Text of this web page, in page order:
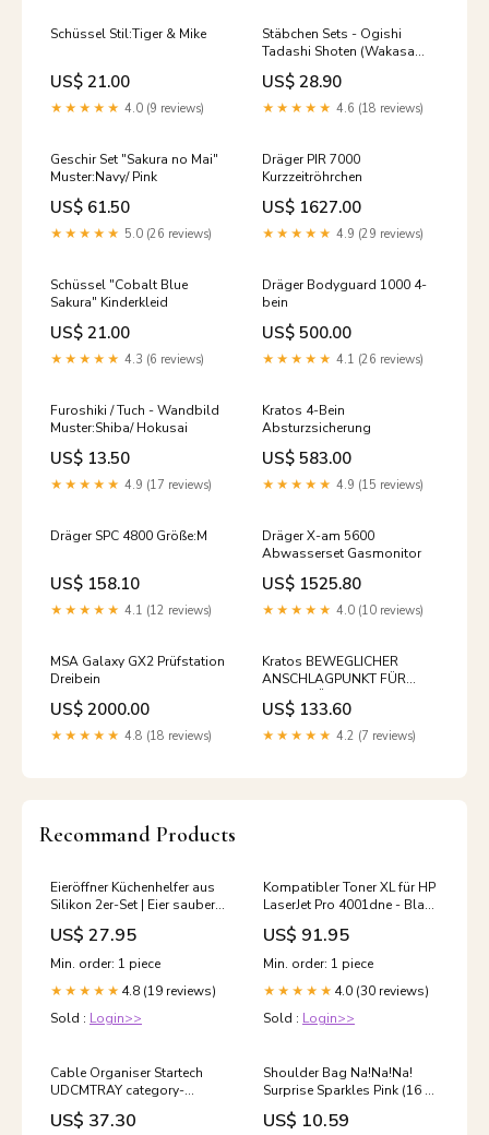
Schüssel Stil:Tiger & Mike
US$ 21.00
★★★★★ 4.0 (9 reviews)
Stäbchen Sets - Ogishi
Tadashi Shoten (Wakasa
Lackiertechnik) temari
US$ 28.90
★★★★★ 4.6 (18 reviews)
Geschir Set "Sakura no Mai"
Muster:Navy/ Pink
US$ 61.50
★★★★★ 5.0 (26 reviews)
Dräger PIR 7000
Kurzzeitröhrchen
US$ 1627.00
★★★★★ 4.9 (29 reviews)
Schüssel "Cobalt Blue
Sakura" Kinderkleid
US$ 21.00
★★★★★ 4.3 (6 reviews)
Dräger Bodyguard 1000 4-
bein
US$ 500.00
★★★★★ 4.1 (26 reviews)
Furoshiki / Tuch - Wandbild
Muster:Shiba/ Hokusai
US$ 13.50
★★★★★ 4.9 (17 reviews)
Kratos 4-Bein
Absturzsicherung
US$ 583.00
★★★★★ 4.9 (15 reviews)
Dräger SPC 4800 Größe:M
US$ 158.10
★★★★★ 4.1 (12 reviews)
Dräger X-am 5600
Abwasserset Gasmonitor
US$ 1525.80
★★★★★ 4.0 (10 reviews)
MSA Galaxy GX2 Prüfstation
Dreibein
US$ 2000.00
★★★★★ 4.8 (18 reviews)
Kratos BEWEGLICHER
ANSCHLAGPUNKT FÜR
STAHLTRÄGER
Höhensicherungsgerät
US$ 133.60
★★★★★ 4.2 (7 reviews)
Recommand Products
Eieröffner Küchenhelfer aus
Silikon 2er-Set | Eier sauber
öffnen ohne Schalenreste |
Spülmaschinenfest,
kompakt 6,5×7 cm
garduru20241218
US$ 27.95
Min. order: 1 piece
★★★★★ 4.8 (19 reviews)
Sold : Login>>
Kompatibler Toner XL für HP
LaserJet Pro 4001dne - Black
1 Stück HP Laser MFP135r
US$ 91.95
Min. order: 1 piece
★★★★★ 4.0 (30 reviews)
Sold : Login>>
Cable Organiser Startech
UDCMTRAY category-
reference-2451
US$ 37.30
Shoulder Bag Na!Na!Na!
Surprise Sparkles Pink (16 x
18 x 4 cm) Brand_Max
Factor
US$ 10.59